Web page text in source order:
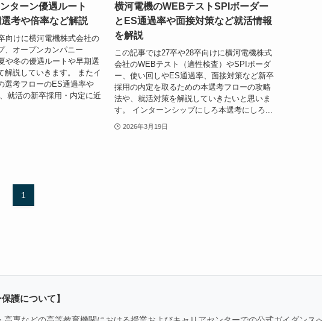
ターン優遇ルート
選考や倍率など解説
向けに横河電機株式会社の
、オープンカンパニー
や冬の優遇ルートや早期選
解説していきます。 またイ
選考フローのES通過率や
就活の新卒採用・内定に近
横河電機のWEBテストSPIボーダー
とES通過率や面接対策など就活情報
を解説
この記事では27卒や28卒向けに横河電機株式
会社のWEBテスト（適性検査）やSPIボーダ
ー、使い回しやES通過率、面接対策など新卒
採用の内定を取るための本選考フローの攻略
法や、就活対策を解説していきたいと思いま
す。 インターンシップにしろ本選考にしろ...
2026年3月19日
1
護について】